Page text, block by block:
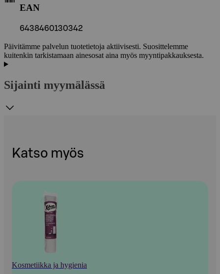
EAN
6438460130342
Päivitämme palvelun tuotetietoja aktiivisesti. Suosittelemme
kuitenkin tarkistamaan ainesosat aina myös myyntipakkauksesta.
Sijainti myymälässä
Katso myös
Kosmetiikka ja hygienia